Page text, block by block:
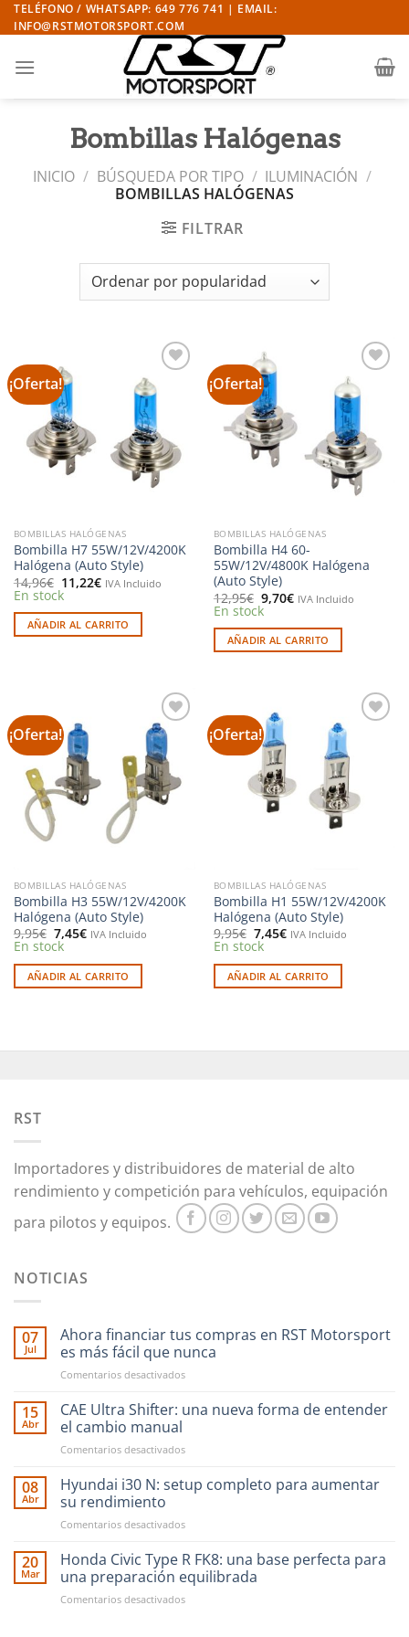
Saltar
al
TELÉFONO / WHATSAPP: 649 776 741 | EMAIL:
INFO@RSTMOTORSPORT.COM
Bombillas Halógenas
INICIO / BÚSQUEDA POR TIPO / ILUMINACIÓN /
BOMBILLAS HALÓGENAS
FILTRAR
¡Oferta!
Añadir
deseos
BOMBILLAS HALÓGENAS
Bombilla H7 55W/12V/4200K
Halógena (Auto Style)
14,96€ El
precio
original
era:
14,96€.
11,22€El
precio
es:
11,22€.
IVA Incluido
En stock
AÑADIR AL CARRITO
¡Oferta!
Añadir
a la
lista de
deseos
BOMBILLAS HALÓGENAS
Bombilla H4 60-
55W/12V/4800K Halógena
(Auto Style)
12,95€ El
precio
original
era:
12,95€.
9,70€El
precio
es:
9,70€.
IVA Incluido
En stock
AÑADIR AL CARRITO
¡Oferta!
Añadir
a la
lista de
deseos
BOMBILLAS HALÓGENAS
Bombilla H3 55W/12V/4200K
Halógena (Auto Style)
9,95€ El
precio
original
era:
9,95€.
7,45€El
precio
es:
7,45€.
IVA Incluido
En stock
AÑADIR AL CARRITO
¡Oferta!
BOMBILLAS HALÓGENAS
Bombilla H1 55W/12V/4200K
Halógena (Auto Style)
9,95€ El
precio
original
era:
9,95€.
7,45€El
precio
es:
7,45€.
IVA Incluido
En stock
AÑADIR AL CARRITO
RST
Importadores y distribuidores de material de alto
rendimiento y competición para vehículos, equipación
para pilotos y equipos.
NOTICIAS
07
Jul
Ahora financiar tus compras en RST Motorsport
es más fácil que nunca
Comentarios desactivadosen
financiar
tus
en
Motorsport
fácil
nunca
15
Abr
CAE Ultra Shifter: una nueva forma de entender
el cambio manual
Comentarios desactivadosen
Ultra
Shifter:
nueva
de
entender
cambio
08
Abr
Hyundai i30 N: setup completo para aumentar
su rendimiento
Comentarios desactivadosen
i30
N:
setup
completo
20
Mar
Honda Civic Type R FK8: una base perfecta para
una preparación equilibrada
Comentarios desactivadosen